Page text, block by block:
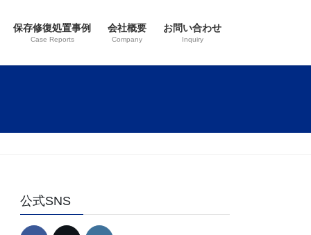
保存修復処置事例
Case Reports
会社概要
Company
お問い合わせ
Inquiry
公式SNS